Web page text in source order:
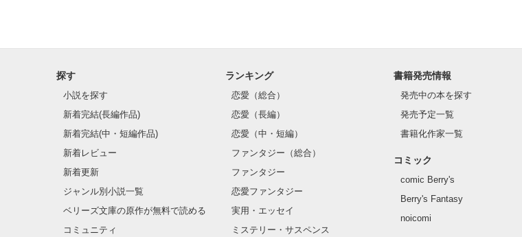
探す
小説を探す
新着完結(長編作品)
新着完結(中・短編作品)
新着レビュー
新着更新
ジャンル別小説一覧
ベリーズ文庫の原作が無料で読める
コミュニティ
ランキング
恋愛（総合）
恋愛（長編）
恋愛（中・短編）
ファンタジー（総合）
ファンタジー
恋愛ファンタジー
実用・エッセイ
ミステリー・サスペンス
書籍発売情報
発売中の本を探す
発売予定一覧
書籍化作家一覧
コミック
comic Berry's
Berry's Fantasy
noicomi